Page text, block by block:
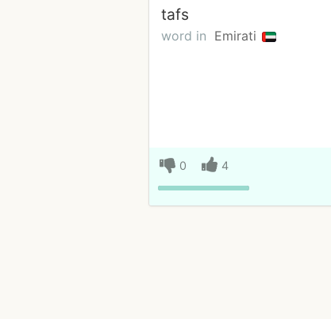
tafs
word in Emirati
0
4